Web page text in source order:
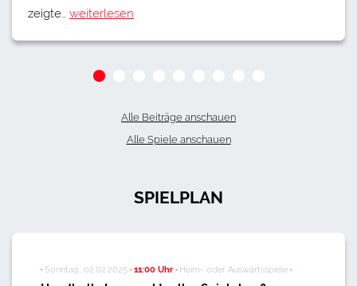
zeigte… weiterlesen
Alle Beiträge anschauen
Alle Spiele anschauen
SPIELPLAN
· Sonntag, 02.02.2025 · 11:00 Uhr · Heim- oder Auswärtsspiele ·